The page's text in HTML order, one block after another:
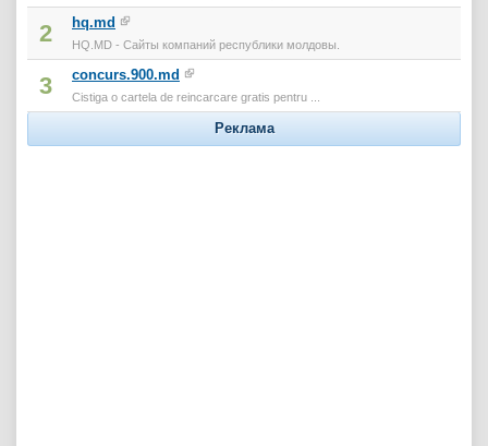
2 hq.md
HQ.MD - Сайты компаний республики молдовы.
3 concurs.900.md
Cistiga o cartela de reincarcare gratis pentru ...
Реклама